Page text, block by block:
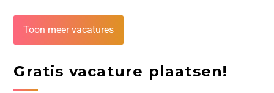
Toon meer vacatures
Gratis vacature plaatsen!